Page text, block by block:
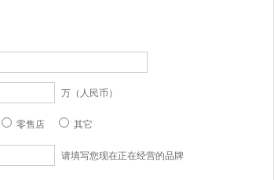
万（人民币）
零售店 其它
请填写您现在正在经营的品牌